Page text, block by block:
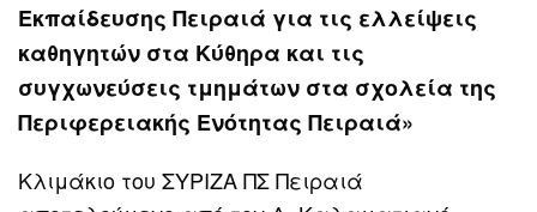
Εκπαίδευσης Πειραιά για τις ελλείψεις
καθηγητών στα Κύθηρα και τις
συγχωνεύσεις τμημάτων στα σχολεία της
Περιφερειακής Ενότητας Πειραιά»
Κλιμάκιο του ΣΥΡΙΖΑ ΠΣ Πειραιά